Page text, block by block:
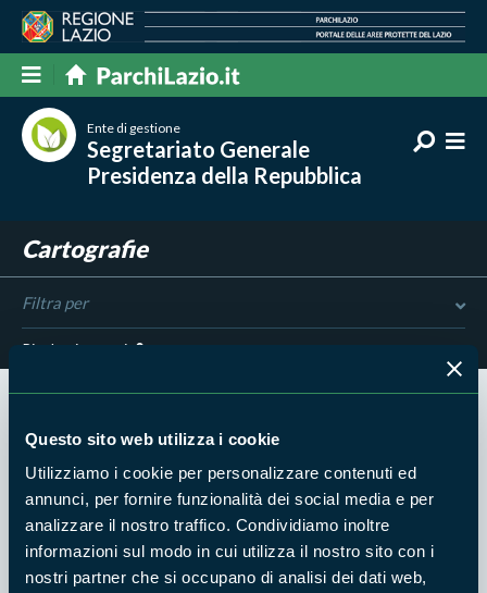
Questo sito web utilizza i cookie
Utilizziamo i cookie per personalizzare contenuti ed
annunci, per fornire funzionalità dei social media e per
analizzare il nostro traffico. Condividiamo inoltre
informazioni sul modo in cui utilizza il nostro sito con i
nostri partner che si occupano di analisi dei dati web,
Ente di gestione
Segretariato Generale
Presidenza della Repubblica
Cartografie
Filtra per
Risultati trovati: 0
Nessun risultato trovato